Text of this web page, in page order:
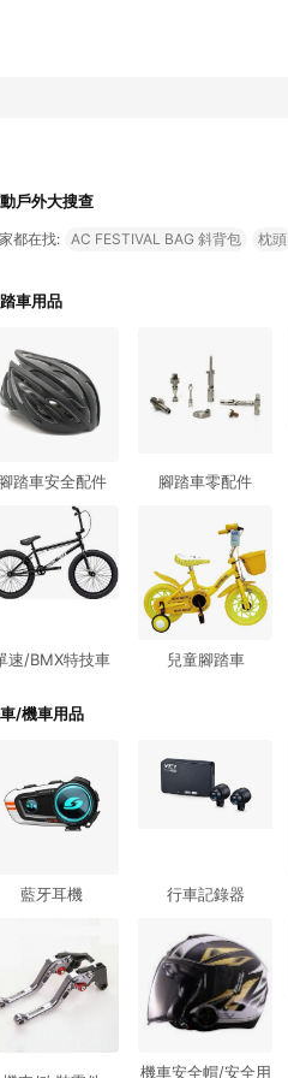
戶外大搜查
都在找: AC FESTIVAL BAG 斜背包 枕頭
車用品
腳踏車安全配件 腳踏車零配件
速/BMX特技車 兒童腳踏車
/機車用品
藍牙耳機 行車記錄器
機車安全帽/安全用